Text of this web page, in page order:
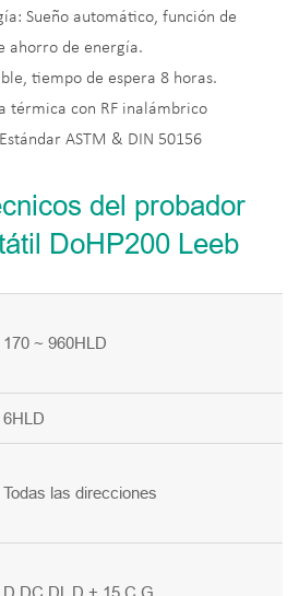
Sueño automático, función de
ahorro de energía.
tiempo de espera 8 horas.
térmica con RF inalámbrico
ASTM & DIN 50156
del probador
DoHP200 Leeb
170 ~ 960HLD
6HLD
Todas las direcciones
D DC DL D + 15 C G